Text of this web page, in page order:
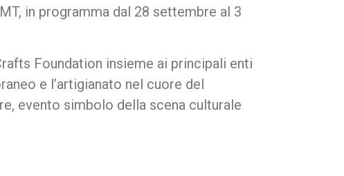
in programma dal 28 settembre al 3
Foundation insieme ai principali enti
e l’artigianato nel cuore del
evento simbolo della scena culturale